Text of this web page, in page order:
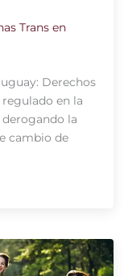
Trans en
Derechos
en la
derogando la
cambio de